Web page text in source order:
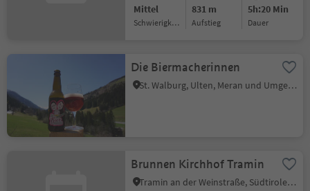
Mittel
Schwierigkeitsgrad
831 m
Aufstieg
5h:20 Min
Dauer
Die Biermacherinnen
St. Walburg, Ulten, Meran und Umgebung
Brunnen Kirchhof Tramin
Tramin an der Weinstraße, Südtiroler Weinstraße